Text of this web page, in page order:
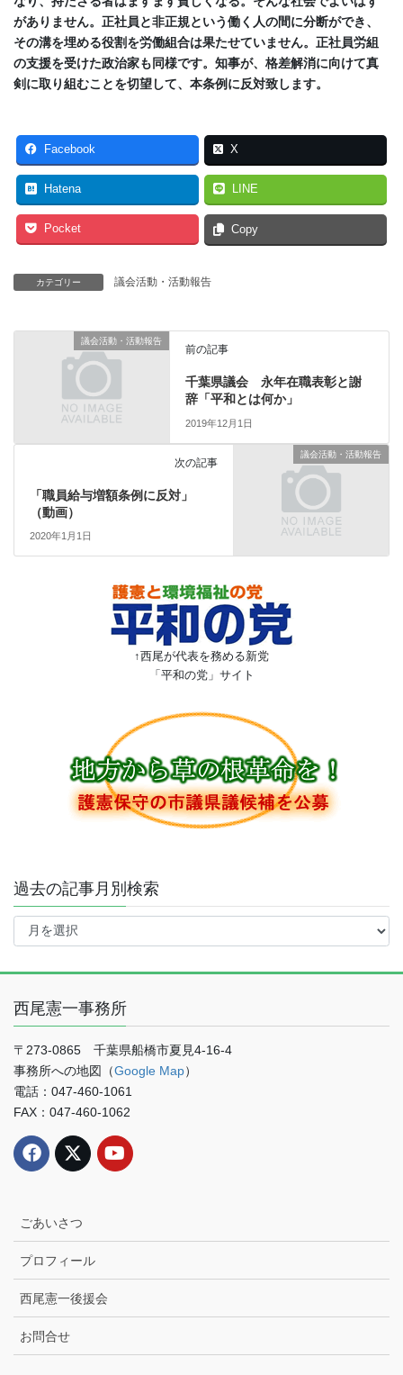
がありません。正社員と非正規という働く人の間に分断ができ、
その溝を埋める役割を労働組合は果たせていません。正社員労組
の支援を受けた政治家も同様です。知事が、格差解消に向けて真
剣に取り組むことを切望して、本条例に反対致します。
Facebook X
Hatena LINE
Pocket Copy
カテゴリー 議会活動・活動報告
議会活動・活動報告
前の記事
千葉県議会 永年在職表彰と謝
辞「平和とは何か」
2019年12月1日
議会活動・活動報告
次の記事
「職員給与増額条例に反対」
（動画）
2020年1月1日
↑西尾が代表を務める新党
「平和の党」サイト
過去の記事月別検索
過
記
月
別
検
索
西尾憲一事務所
〒273-0865 千葉県船橋市夏見4-16-4
事務所への地図（Google Map）
電話：047-460-1061
FAX：047-460-1062
ごあいさつ
プロフィール
西尾憲一後援会
お問合せ